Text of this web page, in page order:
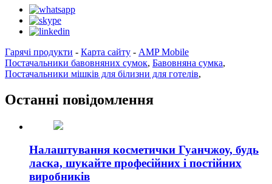
Гарячі продукти - Карта сайту - AMP Mobile
Постачальники бавовняних сумок, Бавовняна сумка,
Постачальники мішків для білизни для готелів,
Останні повідомлення
Налаштування косметички Гуанчжоу, будь
ласка, шукайте професійних і постійних
виробників